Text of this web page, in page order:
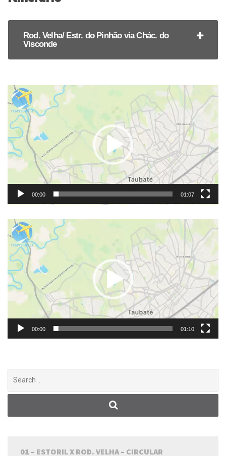
Rod. Velha/ Estr. do Pinhão via Chác. do
Visconde
Tocador
de
vídeo
00:00 01:07
Tocador
de
vídeo
00:00 01:10
for:
01 – ESTORIL X ROD. VELHA – CIRCULAR